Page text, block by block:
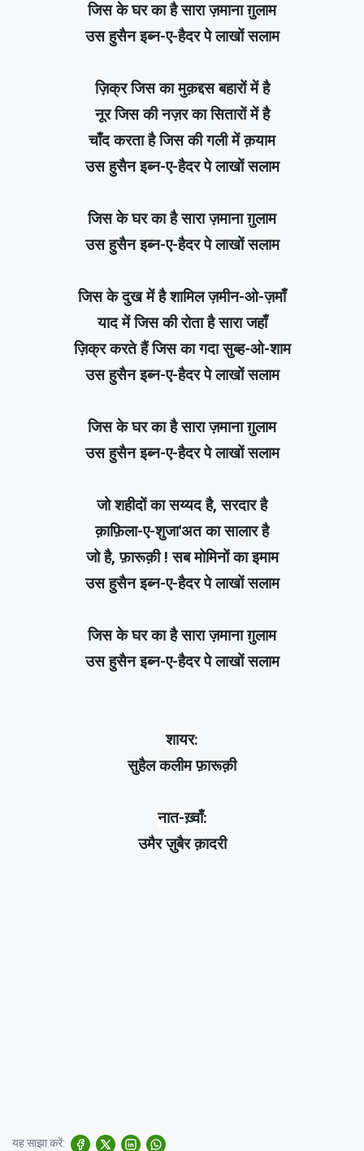
जिस के घर का है सारा ज़माना ग़ुलाम
उस हुसैन इब्न-ए-हैदर पे लाखों सलाम
ज़िक्र जिस का मुक़द्दस बहारों में है
नूर जिस की नज़र का सितारों में है
चाँद करता है जिस की गली में क़याम
उस हुसैन इब्न-ए-हैदर पे लाखों सलाम
जिस के घर का है सारा ज़माना ग़ुलाम
उस हुसैन इब्न-ए-हैदर पे लाखों सलाम
जिस के दुख में है शामिल ज़मीन-ओ-ज़माँ
याद में जिस की रोता है सारा जहाँ
ज़िक्र करते हैं जिस का गदा सुब्ह-ओ-शाम
उस हुसैन इब्न-ए-हैदर पे लाखों सलाम
जिस के घर का है सारा ज़माना ग़ुलाम
उस हुसैन इब्न-ए-हैदर पे लाखों सलाम
जो शहीदों का सय्यद है, सरदार है
क़ाफ़िला-ए-शुजा'अत का सालार है
जो है, फ़ारूक़ी ! सब मोमिनों का इमाम
उस हुसैन इब्न-ए-हैदर पे लाखों सलाम
जिस के घर का है सारा ज़माना ग़ुलाम
उस हुसैन इब्न-ए-हैदर पे लाखों सलाम
शायर:
सुहैल कलीम फ़ारूक़ी
नात-ख़्वाँ:
उमैर ज़ुबैर क़ादरी
यह साझा करें: